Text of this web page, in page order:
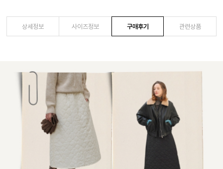
상세정보 사이즈정보 구매후기 관련상품